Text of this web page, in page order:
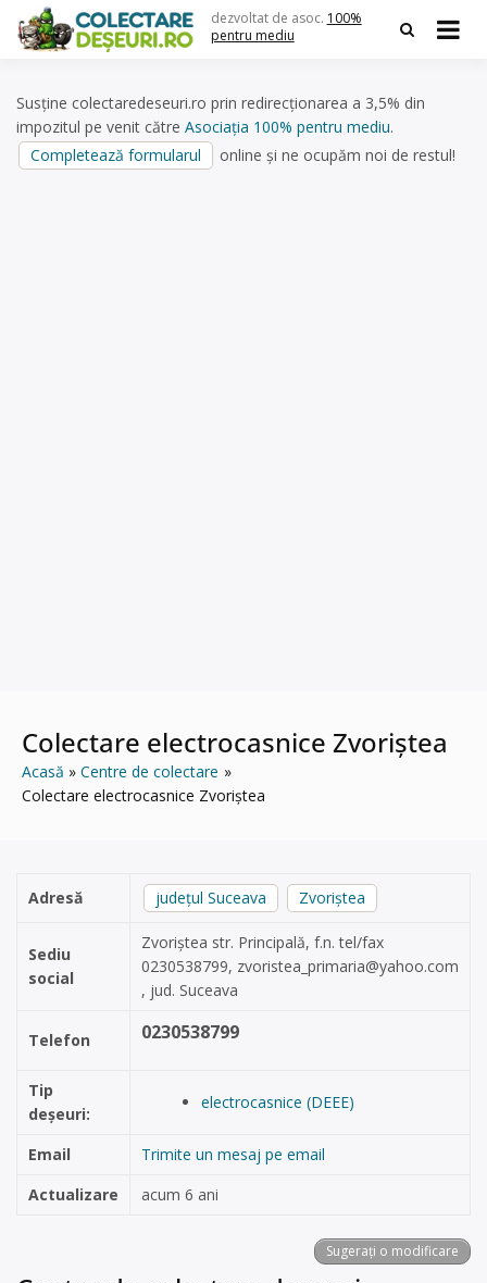
content
dezvoltat de asoc. 100%
pentru mediu
Susține colectaredeseuri.ro prin redirecționarea a 3,5% din
impozitul pe venit către Asociația 100% pentru mediu.
Completează formularul
online și ne ocupăm noi de restul!
Colectare electrocasnice Zvoriștea
Acasă
Centre de colectare
Colectare electrocasnice Zvoriștea
Adresă județul Suceava Zvoriștea
Sediu
social
Zvoriștea str. Principală, f.n. tel/fax
0230538799, zvoristea_primaria@yahoo.com
, jud. Suceava
Telefon 0230538799
Tip
deșeuri:
electrocasnice (DEEE)
Email
Trimite un mesaj pe email
Actualizare
acum 6 ani
Sugerați o modificare